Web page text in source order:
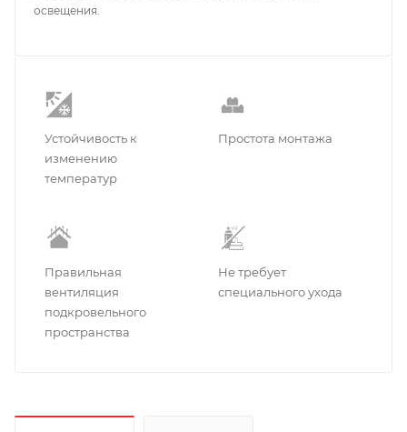
освещения.
Устойчивость к
изменению
температур
Простота монтажа
Правильная
вентиляция
подкровельного
пространства
Не требует
специального ухода